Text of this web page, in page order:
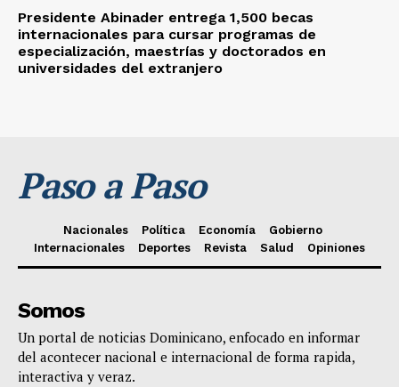
Presidente Abinader entrega 1,500 becas
internacionales para cursar programas de
especialización, maestrías y doctorados en
universidades del extranjero
Paso a Paso
Nacionales Política Economía
Gobierno
Internacionales
Deportes Revista Salud Opiniones
Somos
Un portal de noticias Dominicano, enfocado en informar
del acontecer nacional e internacional de forma rapida,
interactiva y veraz.